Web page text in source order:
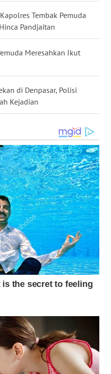
Tembak Pemuda
Pandjaitan
Meresahkan Ikut
di Denpasar, Polisi
Kejadian